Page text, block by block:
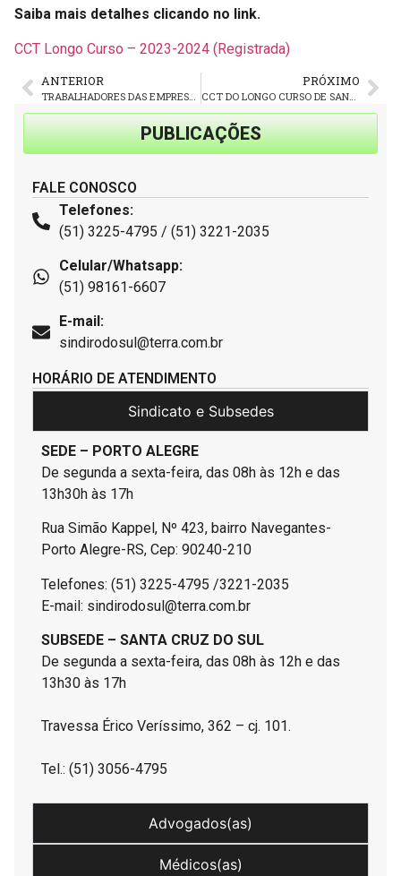
Saiba mais detalhes clicando no link.
CCT Longo Curso – 2023-2024 (Registrada)
ANTERIOR PRÓXIMO
CCT DO LONGO CURSO DE SANTA CRUZ E REGIÃO JÁ ESTÁ HOMOLOGADA
PUBLICAÇÕES
FALE CONOSCO
Telefones:
(51) 3225-4795 / (51) 3221-2035
Celular/Whatsapp:
(51) 98161-6607
E-mail:
sindirodosul@terra.com.br
HORÁRIO DE ATENDIMENTO
Sindicato e Subsedes
SEDE – PORTO ALEGRE
De segunda a sexta-feira, das 08h às 12h e das
13h30h às 17h
Rua Simão Kappel, Nº 423, bairro Navegantes-
Porto Alegre-RS, Cep: 90240-210
Telefones: (51) 3225-4795 /3221-2035
E-mail: sindirodosul@terra.com.br
SUBSEDE – SANTA CRUZ DO SUL
De segunda a sexta-feira, das 08h às 12h e das
13h30 às 17h
Travessa Érico Veríssimo, 362 – cj. 101.
Tel.: (51) 3056-4795
Advogados(as)
Médicos(as)